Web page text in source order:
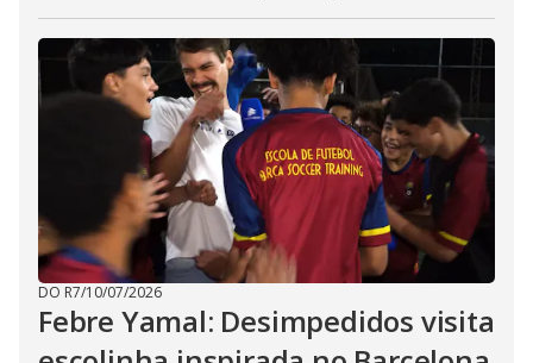
DO R7/10/07/2026
Febre Yamal: Desimpedidos visita